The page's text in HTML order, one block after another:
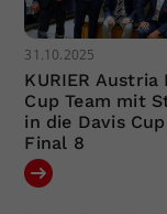
31.10.2025
KURIER Austria
Cup Team mit
in die Davis Cup
Final 8